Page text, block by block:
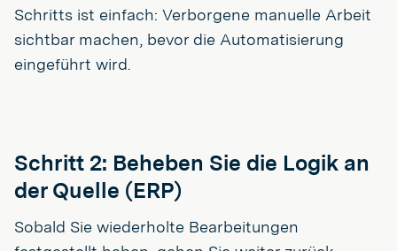
Schritts ist einfach: Verborgene manuelle Arbeit
sichtbar machen, bevor die Automatisierung
eingeführt wird.
Schritt 2: Beheben Sie die Logik an
der Quelle (ERP)
Sobald Sie wiederholte Bearbeitungen